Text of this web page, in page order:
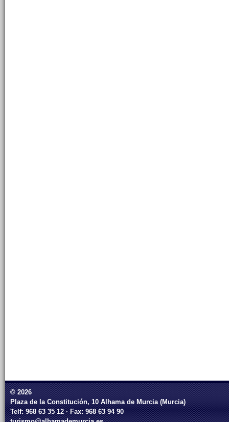
© 2026
Plaza de la Constitución, 10 Alhama de Murcia (Murcia)
Telf: 968 63 35 12 · Fax: 968 63 94 90